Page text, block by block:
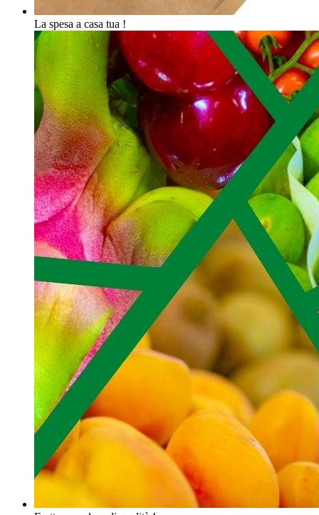
La spesa a casa tua !